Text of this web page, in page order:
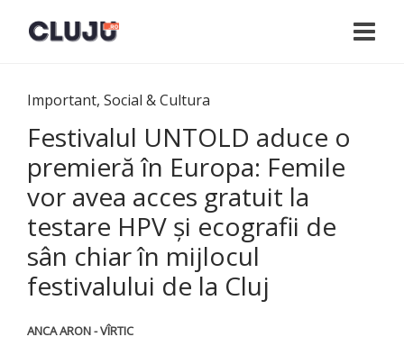
Important, Social & Cultura
Festivalul UNTOLD aduce o
premieră în Europa: Femile
vor avea acces gratuit la
testare HPV și ecografii de
sân chiar în mijlocul
festivalului de la Cluj
ANCA ARON - VÎRTIC